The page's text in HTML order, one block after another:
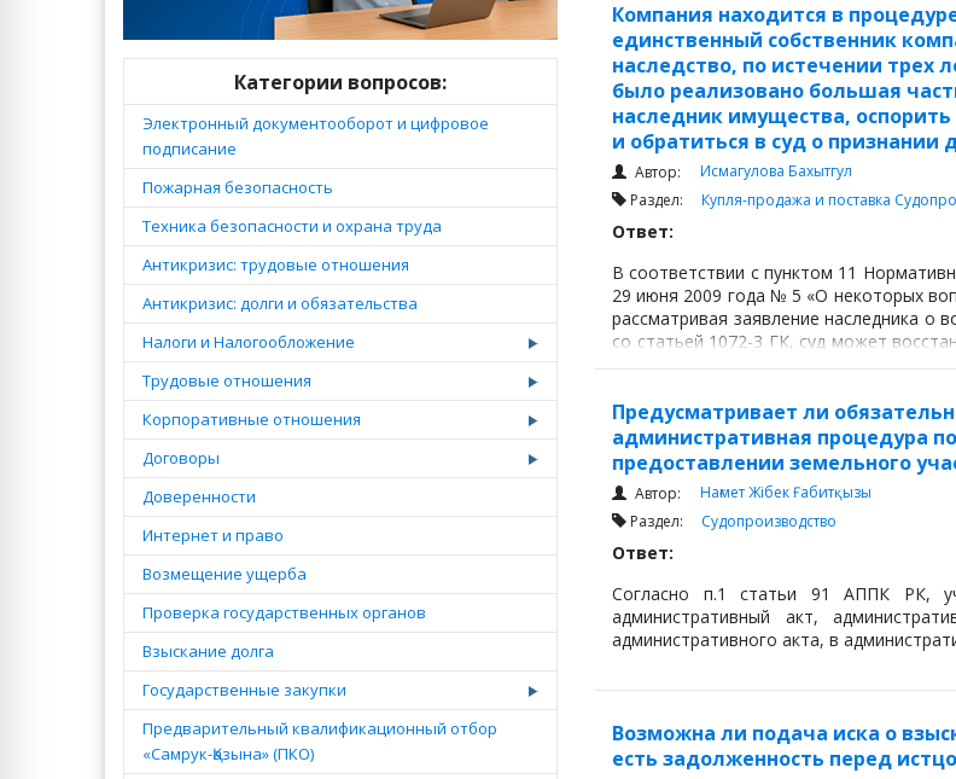
Категории вопросов:
Электронный документооборот и цифровое
подписание
Пожарная безопасность
Техника безопасности и охрана труда
Антикризис: трудовые отношения
Антикризис: долги и обязательства
Налоги и Налогообложение
Трудовые отношения
Корпоративные отношения
Договоры
Доверенности
Интернет и право
Возмещение ущерба
Проверка государственных органов
Взыскание долга
Государственные закупки
Предварительный квалификационный отбор
«Самрук-Қазына» (ПКО)
Компания находится в
единственный собственник
наследство, по истечении трех
было реализовано большая
наследник имущества,
и обратиться в суд о
Автор: Исмагулова Бахытгул
Раздел: Купля-продажа и поставка
Ответ:
В соответствии с пунктом 11
29 июня 2009 года № 5 «О некоторых
рассматривая заявление наследника о
со статьей 1072-3 ГК, суд может
наличии совокупности условий.
Предусматривает ли
административная процедура
предоставлении земельного
Автор: Нағмет Жібек Ғабитқызы
Раздел: Судопроизводство
Ответ:
Согласно п.1 статьи 91 АППК РК,
административный акт,
административного акта, в
Возможна ли подача иска о
есть задолженность перед